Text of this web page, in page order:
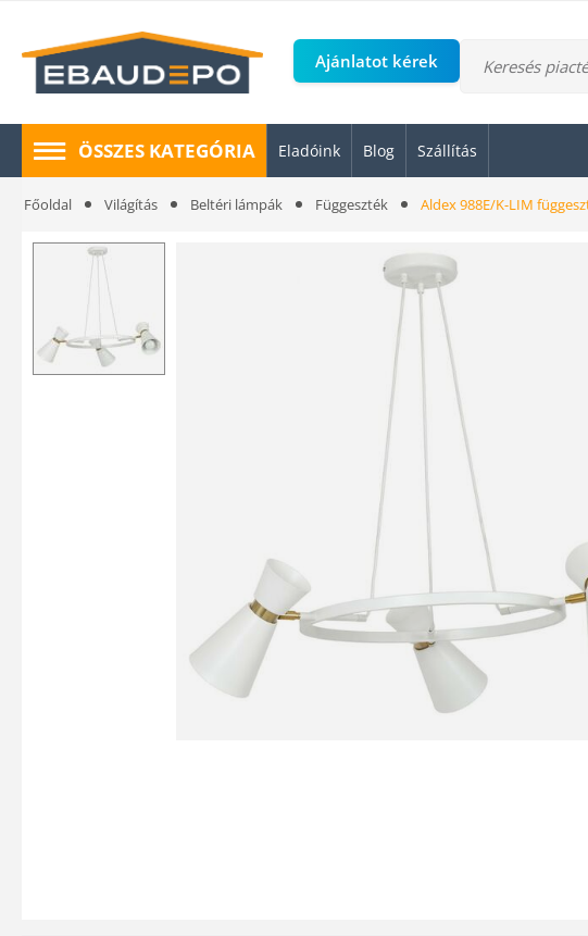
Ajánlatot kérek
ÖSSZES KATEGÓRIA Eladóink Blog Szállítás
Főoldal Világítás Beltéri lámpák Függeszték Aldex 988E/K-LIM